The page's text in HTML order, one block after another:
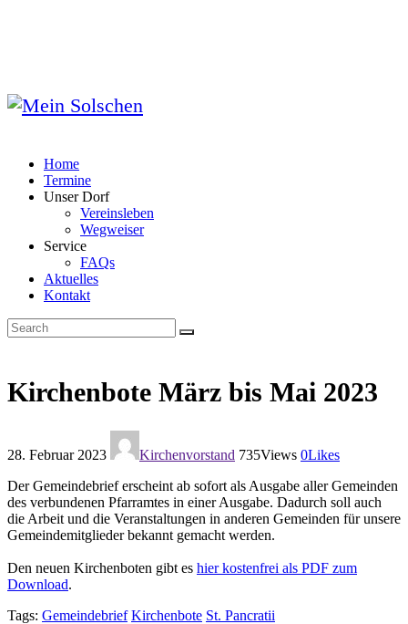
Home
Termine
Unser Dorf
Vereinsleben
Wegweiser
Service
FAQs
Aktuelles
Kontakt
Kirchenbote März bis Mai 2023
28. Februar 2023 Kirchenvorstand 735Views 0Likes
Der Gemeindebrief erscheint ab sofort als Ausgabe aller Gemeinden
des verbundenen Pfarramtes in einer Ausgabe. Dadurch soll auch
die Arbeit und die Veranstaltungen in anderen Gemeinden für unsere
Gemeindemitglieder bekannt gemacht werden.
Den neuen Kirchenboten gibt es hier kostenfrei als PDF zum
Download.
Tags: Gemeindebrief Kirchenbote St. Pancratii